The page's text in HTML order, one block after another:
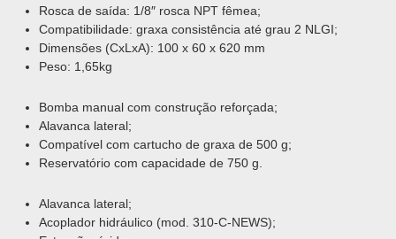
Rosca de saída: 1/8″ rosca NPT fêmea;
Compatibilidade: graxa consistência até grau 2 NLGI;
Dimensões (CxLxA): 100 x 60 x 620 mm
Peso: 1,65kg
Bomba manual com construção reforçada;
Alavanca lateral;
Compatível com cartucho de graxa de 500 g;
Reservatório com capacidade de 750 g.
Alavanca lateral;
Acoplador hidráulico (mod. 310-C-NEWS);